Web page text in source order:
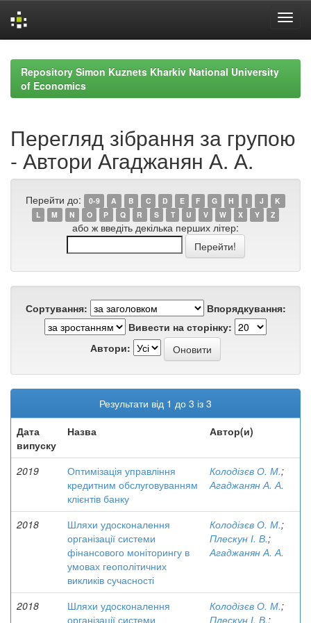
navigationRepository Simon Kuznets Kharkiv National University
of Economics
Перегляд зібрання за групою
- Автори Агаджанян А. А.
Перейти до: 0-9 A B C D E F G H I J
K
L
M N O P Q R S T U V W X Y Z
або ж введіть декілька перших літер:
Сортування:
Впорядкування:
Вивести на сторінку:
Автори:
Результати від 1 до 3 із 3
Дата
випуску
Назва Автор(и)
2019
Оптимізація управління
кредитним обслуговуванням
клієнтів банку
Колодізєв О. М.;
Агаджанян А. А.
2018
Шляхи удосконалення
організації системи
фінансового моніторингу в
умовах геополітичних
викликів сучасності
Колодізєв О. М.;
Плескун І. В.;
Агаджанян А. А.
2018
Шляхи удосконалення
організації системи
Колодізєв О. М.;
Плескун І. В.;